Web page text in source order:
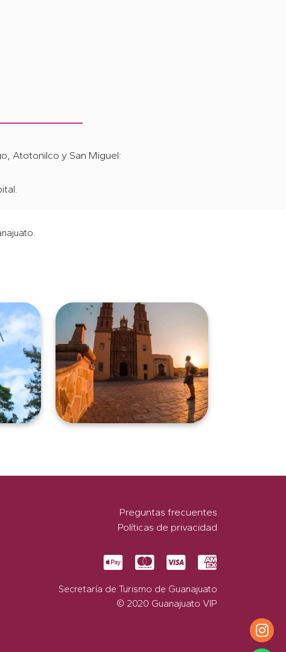
Atotonilco y San Miguel:
Preguntas frecuentes
Políticas de privacidad
Secretaría de Turismo de Guanajuato
© 2020 Guanajuato VIP